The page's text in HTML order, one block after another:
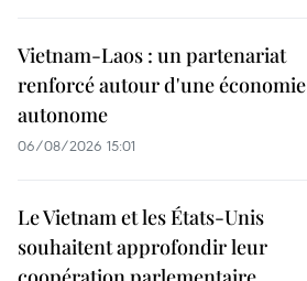
Vietnam-Laos : un partenariat
renforcé autour d'une économie
autonome
06/08/2026 15:01
Le Vietnam et les États-Unis
souhaitent approfondir leur